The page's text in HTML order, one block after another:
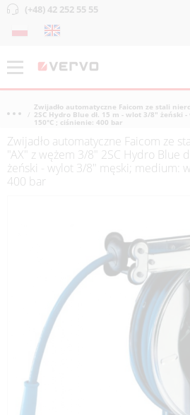
(+48) 42 252 55 55
Zwijadło automatyczne Faicom ze stali
2SC Hydro Blue dł. 15 m - wlot 3/8"
150°C ; ciśnienie: 400 bar
Zwijadło automatyczne Faicom ze
"AX" z wężem 3/8" 2SC Hydro Blue
żeński - wylot 3/8" męski; medium:
400 bar